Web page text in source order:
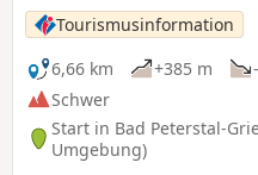
Tourismusinformation
6,66 km
+385 m
Schwer
Start in Bad Peterstal-
Umgebung)